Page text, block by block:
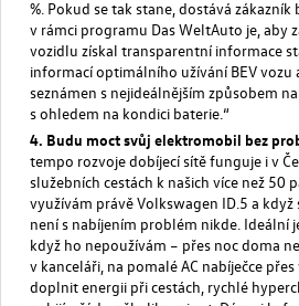
%. Pokud se tak stane, dostává
v rámci programu Das WeltAuto je, aby
vozidlu získal transparentní informace
informací optimálního užívání BEV vozu
seznámen s nejideálnějším způsobem
s ohledem na kondici baterie.“
Budu moct svůj elektromobil bez
tempo rozvoje dobíjecí sítě funguje i v
služebních cestách k našich více než 50
využívám právě Volkswagen ID.5 a
není s nabíjením problém nikde. Ideální
když ho nepoužívám – přes noc doma
v kanceláři, na pomalé AC nabíječce
doplnit energii při cestách, rychlé